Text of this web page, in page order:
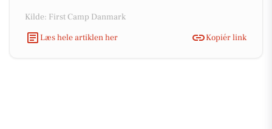
Kilde: First Camp Danmark
Læs hele artiklen her
Kopiér link